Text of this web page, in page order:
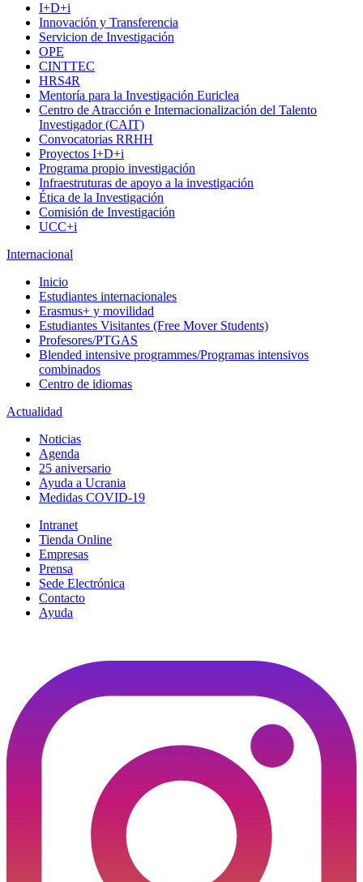
I+D+i
Innovación y Transferencia
Servicion de Investigación
OPE
CINTTEC
HRS4R
Mentoría para la Investigación Euriclea
Centro de Atracción e Internacionalización del Talento
Investigador (CAIT)
Convocatorias RRHH
Proyectos I+D+i
Programa propio investigación
Infraestruturas de apoyo a la investigación
Ética de la Investigación
Comisión de Investigación
UCC+i
Internacional
Inicio
Estudiantes internacionales
Erasmus+ y movilidad
Estudiantes Visitantes (Free Mover Students)
Profesores/PTGAS
Blended intensive programmes/Programas intensivos
combinados
Centro de idiomas
Actualidad
Noticias
Agenda
25 aniversario
Ayuda a Ucrania
Medidas COVID-19
Intranet
Tienda Online
Empresas
Prensa
Sede Electrónica
Contacto
Ayuda